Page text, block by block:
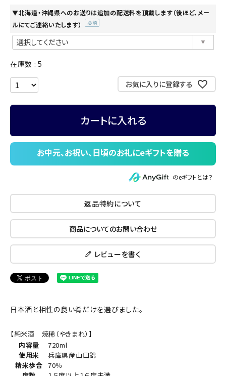
▼北海道・沖縄県へのお送りは追加の配送料を頂戴します（後ほど、メー
ルにてご連絡いたします）
在庫数
5
お気に入りに登録する
カートに入れる
のeギフトとは？
返品特約について
商品についてのお問い合わせ
レビューを書く
日本酒と相性の良い肴だけを選びました。
【純米酒 焼稀（やきまれ）】
内容量
720ml
使用米
兵庫県産山田錦
精米歩合 70％